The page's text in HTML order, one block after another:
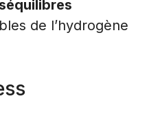
de l’hydrogène